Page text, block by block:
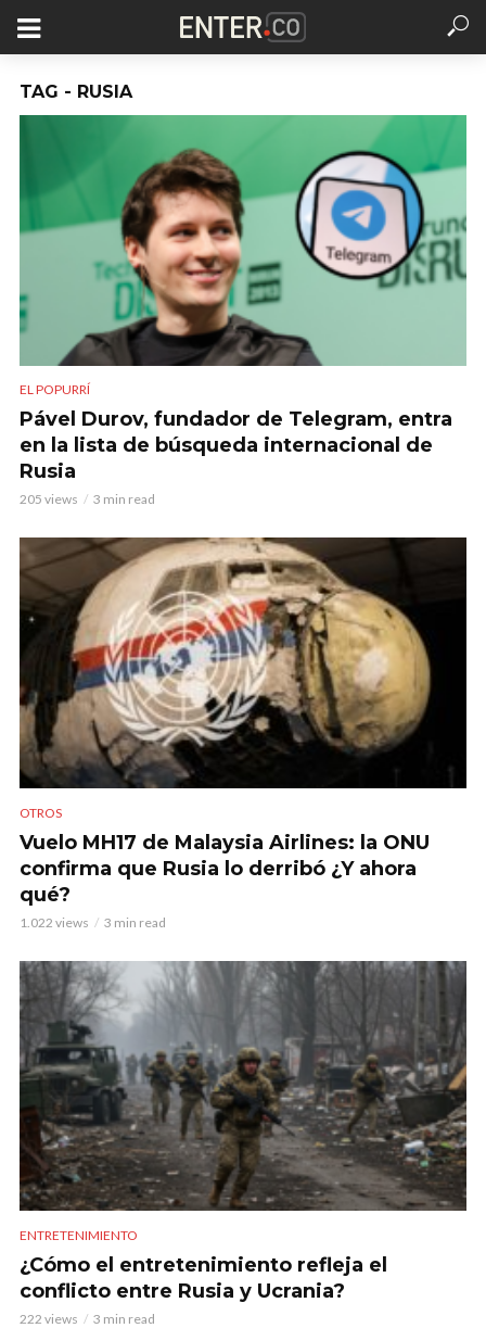
TAG - RUSIA
EL POPURRÍ
Pável Durov, fundador de Telegram, entra
en la lista de búsqueda internacional de
Rusia
205 views 3 min read
OTROS
Vuelo MH17 de Malaysia Airlines: la ONU
confirma que Rusia lo derribó ¿Y ahora
qué?
1.022 views 3 min read
ENTRETENIMIENTO
¿Cómo el entretenimiento refleja el
conflicto entre Rusia y Ucrania?
222 views 3 min read